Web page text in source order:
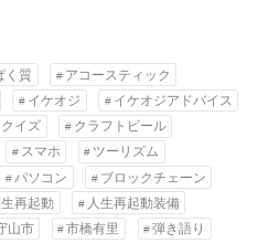
く質
アコースティック
イケオジ
イケオジアドバイス
クイズ
クラフトビール
スマホ
ツーリズム
パソコン
ブロックチェーン
生再起動
人生再起動装備
山市 市橋有里
弾き語り